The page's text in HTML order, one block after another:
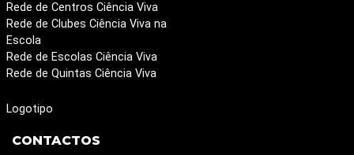
Rede de Centros Ciência Viva
Rede de Clubes Ciência Viva na
Escola
Rede de Escolas Ciência Viva
Rede de Quintas Ciência Viva
Logotipo
CONTACTOS